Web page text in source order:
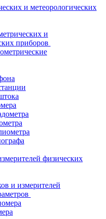
и метеорологических
и
приборов
физических
и измерителей